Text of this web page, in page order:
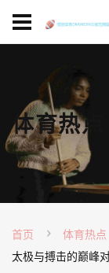
体育热点
首页
体育热点
太极与搏击的巅峰